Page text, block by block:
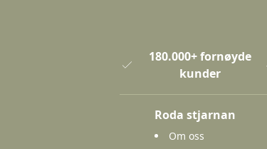
180.000+ fornøyde
kunder
Roda stjarnan
Om oss